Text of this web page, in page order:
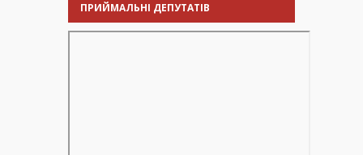
ПРИЙМАЛЬНІ ДЕПУТАТІВ